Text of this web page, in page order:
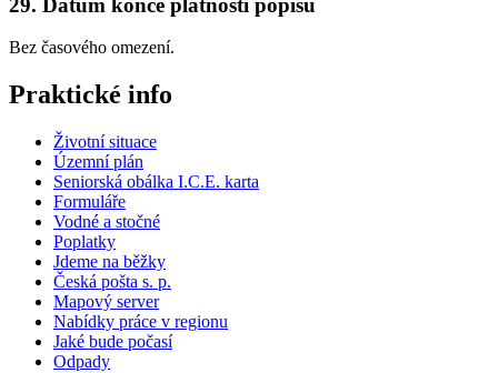
Bez časového omezení.
Praktické info
Životní situace
Územní plán
Seniorská obálka I.C.E. karta
Formuláře
Vodné a stočné
Poplatky
Jdeme na běžky
Česká pošta s. p.
Mapový server
Nabídky práce v regionu
Jaké bude počasí
Odpady